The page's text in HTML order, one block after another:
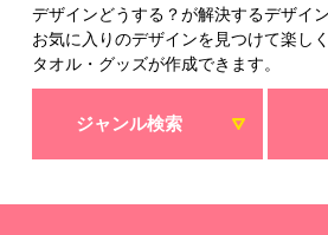
デザインどうする？が解決するデザイ
お気に入りのデザインを見つけて楽し
タオル・グッズが作成できます。
ジャンル検索